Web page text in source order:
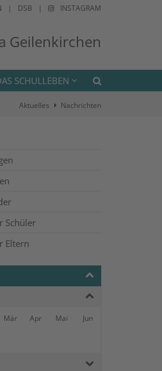
DSB INSTAGRAM
Geilenkirchen
SCHULLEBEN
Aktuelles Nachrichten
Schüler
Eltern
Mär Apr Mai Jun